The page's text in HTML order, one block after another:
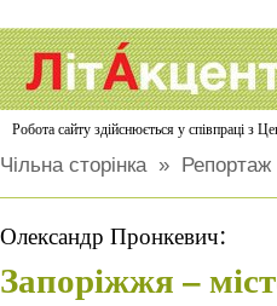
Робота сайту здійснюється у співпраці з
Чільна сторінка» Репортаж
Олександр Пронкевич:
Запоріжжя –